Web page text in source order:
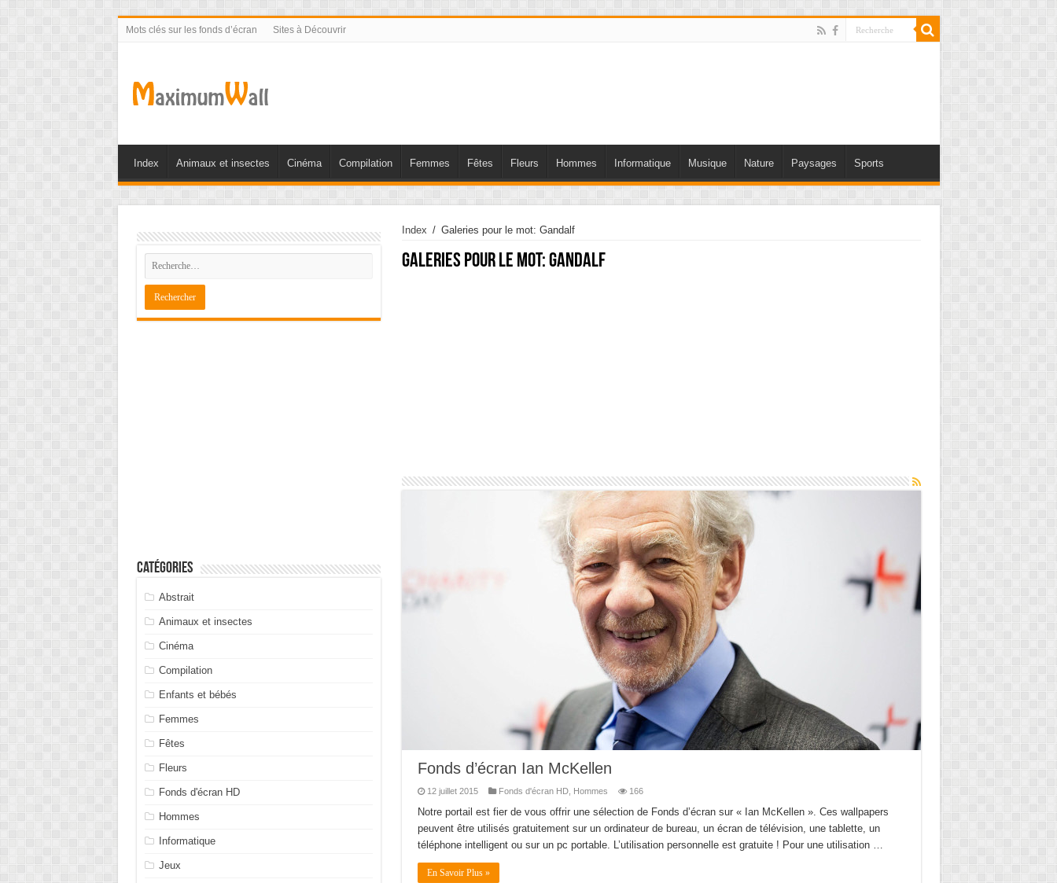
Mots clés sur les fonds d’écran Sites à Découvrir
Index Animaux et insectes Cinéma Compilation Femmes Fêtes Fleurs Hommes Informatique Musique Nature Paysages Sports
Index / Galeries pour le mot: Gandalf
Galeries pour le mot:Gandalf
Fonds d’écran Ian McKellen
12 juillet 2015 Fonds d'écran HD, Hommes 166
Notre portail est fier de vous offrir une sélection de Fonds d’écran sur « Ian McKellen ». Ces wallpapers
peuvent être utilisés gratuitement sur un ordinateur de bureau, un écran de télévision, une tablette, un
téléphone intelligent ou sur un pc portable. L’utilisation personnelle est gratuite ! Pour une utilisation …
En Savoir Plus »
Catégories
Abstrait
Animaux et insectes
Cinéma
Compilation
Enfants et bébés
Femmes
Fêtes
Fleurs
Fonds d'écran HD
Hommes
Informatique
Jeux